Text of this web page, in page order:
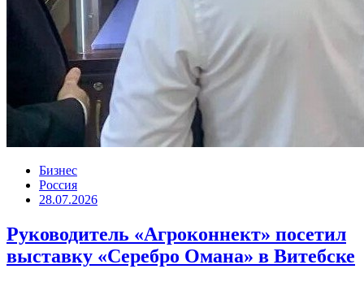
Бизнес
Россия
28.07.2026
Руководитель «Агроконнект» посетил
выставку «Серебро Омана» в Витебске